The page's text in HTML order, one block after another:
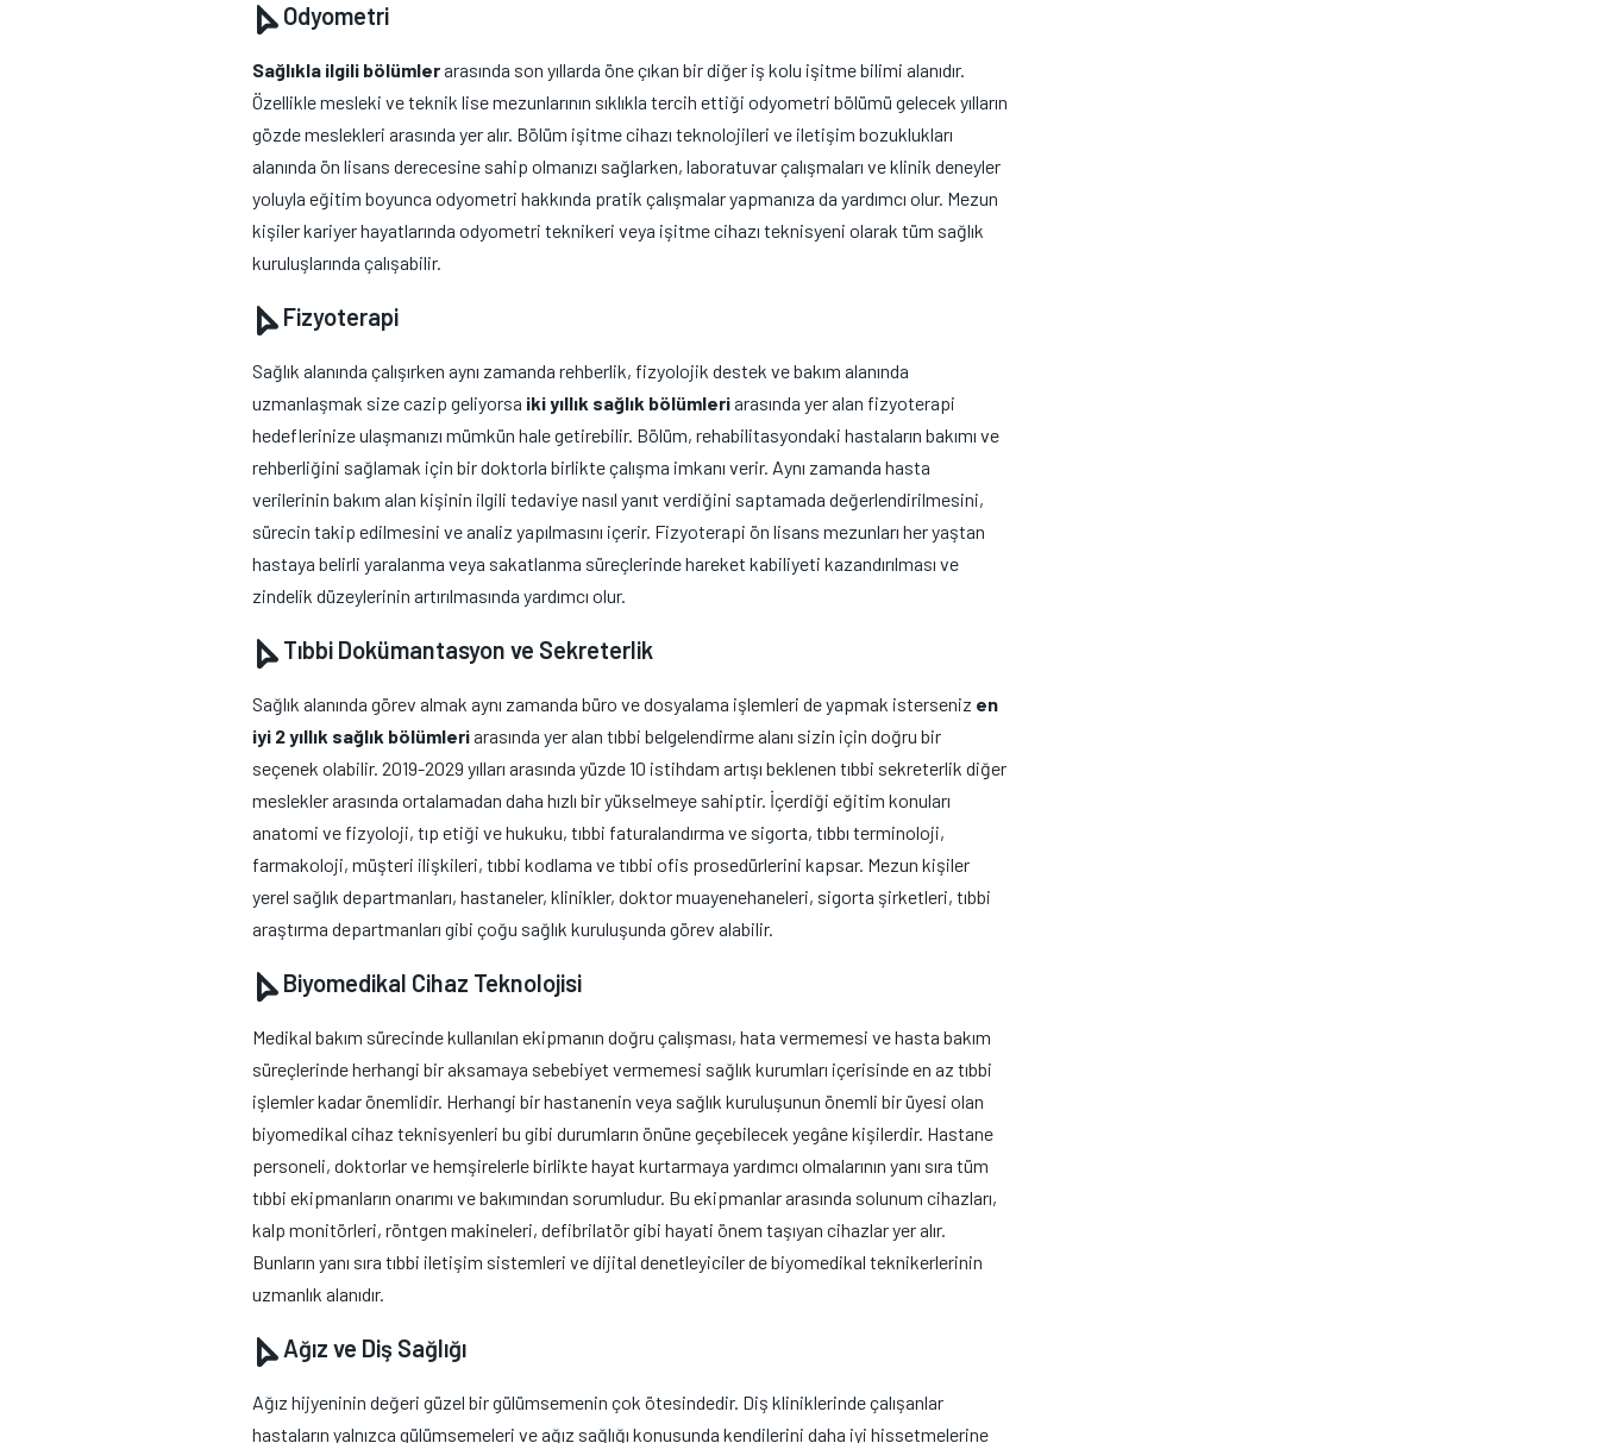
Odyometri
Sağlıkla ilgili bölümlerarasında son yıllarda öne çıkan bir diğer iş kolu işitme bilimi alanıdır.
Özellikle mesleki ve teknik lise mezunlarının sıklıkla tercih ettiği odyometri bölümü gelecek yılların
gözde meslekleri arasında yer alır. Bölüm işitme cihazı teknolojileri ve iletişim bozuklukları
alanında ön lisans derecesine sahip olmanızı sağlarken, laboratuvar çalışmaları ve klinik deneyler
yoluyla eğitim boyunca odyometri hakkında pratik çalışmalar yapmanıza da yardımcı olur. Mezun
kişiler kariyer hayatlarında odyometri teknikeri veya işitme cihazı teknisyeni olarak tüm sağlık
kuruluşlarında çalışabilir.
Fizyoterapi
Sağlık alanında çalışırken aynı zamanda rehberlik, fizyolojik destek ve bakım alanında
uzmanlaşmak size cazip geliyorsa iki yıllık sağlık bölümleriarasında yer alan fizyoterapi
hedeflerinize ulaşmanızı mümkün hale getirebilir. Bölüm, rehabilitasyondaki hastaların bakımı ve
rehberliğini sağlamak için bir doktorla birlikte çalışma imkanı verir. Aynı zamanda hasta
verilerinin bakım alan kişinin ilgili tedaviye nasıl yanıt verdiğini saptamada değerlendirilmesini,
sürecin takip edilmesini ve analiz yapılmasını içerir. Fizyoterapi ön lisans mezunları her yaştan
hastaya belirli yaralanma veya sakatlanma süreçlerinde hareket kabiliyeti kazandırılması ve
zindelik düzeylerinin artırılmasında yardımcı olur.
Tıbbi Dokümantasyon ve Sekreterlik
Sağlık alanında görev almak aynı zamanda büro ve dosyalama işlemleri de yapmak isterseniz en
iyi 2 yıllık sağlık bölümleriarasında yer alan tıbbi belgelendirme alanı sizin için doğru bir
seçenek olabilir. 2019-2029 yılları arasında yüzde 10 istihdam artışı beklenen tıbbi sekreterlik diğer
meslekler arasında ortalamadan daha hızlı bir yükselmeye sahiptir. İçerdiği eğitim konuları
anatomi ve fizyoloji, tıp etiği ve hukuku, tıbbi faturalandırma ve sigorta, tıbbı terminoloji,
farmakoloji, müşteri ilişkileri, tıbbi kodlama ve tıbbi ofis prosedürlerini kapsar. Mezun kişiler
yerel sağlık departmanları, hastaneler, klinikler, doktor muayenehaneleri, sigorta şirketleri, tıbbi
araştırma departmanları gibi çoğu sağlık kuruluşunda görev alabilir.
Biyomedikal Cihaz Teknolojisi
Medikal bakım sürecinde kullanılan ekipmanın doğru çalışması, hata vermemesi ve hasta bakım
süreçlerinde herhangi bir aksamaya sebebiyet vermemesi sağlık kurumları içerisinde en az tıbbi
işlemler kadar önemlidir. Herhangi bir hastanenin veya sağlık kuruluşunun önemli bir üyesi olan
biyomedikal cihaz teknisyenleri bu gibi durumların önüne geçebilecek yegâne kişilerdir. Hastane
personeli, doktorlar ve hemşirelerle birlikte hayat kurtarmaya yardımcı olmalarının yanı sıra tüm
tıbbi ekipmanların onarımı ve bakımından sorumludur. Bu ekipmanlar arasında solunum cihazları,
kalp monitörleri, röntgen makineleri, defibrilatör gibi hayati önem taşıyan cihazlar yer alır.
Bunların yanı sıra tıbbi iletişim sistemleri ve dijital denetleyiciler de biyomedikal teknikerlerinin
uzmanlık alanıdır.
Ağız ve Diş Sağlığı
Ağız hijyeninin değeri güzel bir gülümsemenin çok ötesindedir. Diş kliniklerinde çalışanlar
hastaların yalnızca gülümsemeleri ve ağız sağlığı konusunda kendilerini daha iyi hissetmelerine